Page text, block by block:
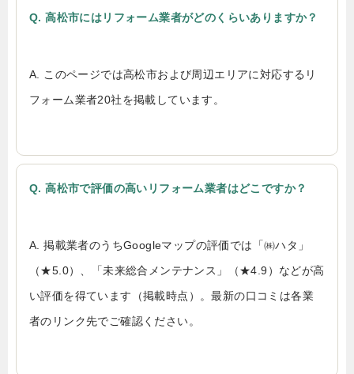
Q. 高松市にはリフォーム業者がどのくらいありますか？
A. このページでは高松市および周辺エリアに対応するリ
フォーム業者20社を掲載しています。
Q. 高松市で評価の高いリフォーム業者はどこですか？
A. 掲載業者のうちGoogleマップの評価では「㈱ハタ」
（★5.0）、「未来総合メンテナンス」（★4.9）などが高
い評価を得ています（掲載時点）。最新の口コミは各業
者のリンク先でご確認ください。